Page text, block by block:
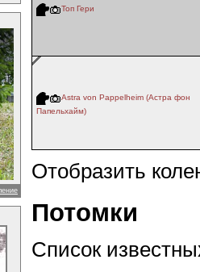
Топ Гери
Astra von Pappelheim (Астра фон
Папельхайм)
Отобразить
Потомки
Список